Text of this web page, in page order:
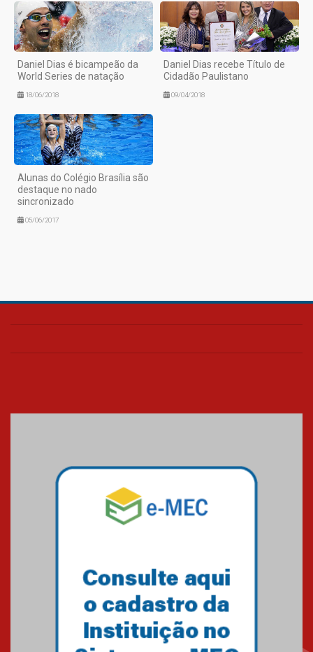
Daniel Dias é bicampeão da
World Series de natação
18/06/2018
Daniel Dias recebe Título de
Cidadão Paulistano
09/04/2018
Alunas do Colégio Brasília são
destaque no nado
sincronizado
05/06/2017